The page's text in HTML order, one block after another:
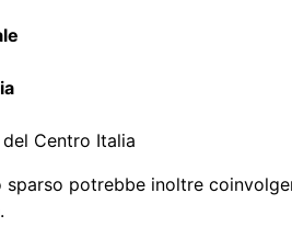
Centro Italia
sparso potrebbe inoltre
.